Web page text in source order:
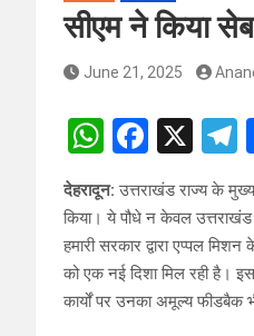
सीएम ने किया सेब
June 21, 2025
W
at
s
A
p
F
a
ce
b
o
o
X
e
देहरादून: उत्तराखंड राज्य के
किया। ये पौधे न केवल उत्तराखंड
हमारी सरकार द्वारा एप्पल
को एक नई दिशा मिल रही है।
कार्यों पर उनका अमूल्य फीडबैक